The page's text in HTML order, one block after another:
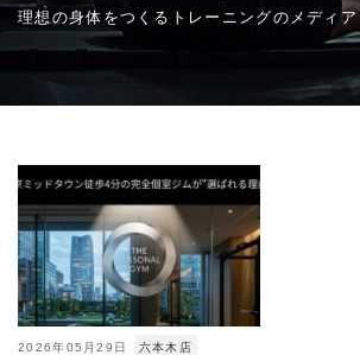
理想の身体をつくるトレーニングのメディア
2026年05月29日 六本木店